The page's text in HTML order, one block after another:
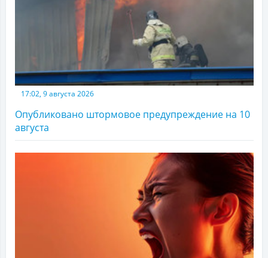
17:02, 9 августа 2026
Опубликовано штормовое предупреждение на 10
августа